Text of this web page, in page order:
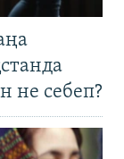
не себеп?